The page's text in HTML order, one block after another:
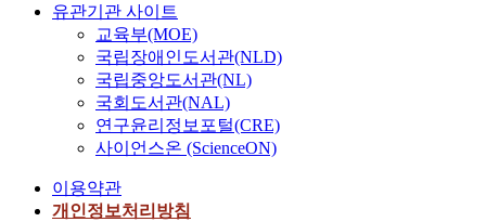
유관기관 사이트
교육부(MOE)
국립장애인도서관(NLD)
국립중앙도서관(NL)
국회도서관(NAL)
연구윤리정보포털(CRE)
사이언스온 (ScienceON)
이용약관
개인정보처리방침